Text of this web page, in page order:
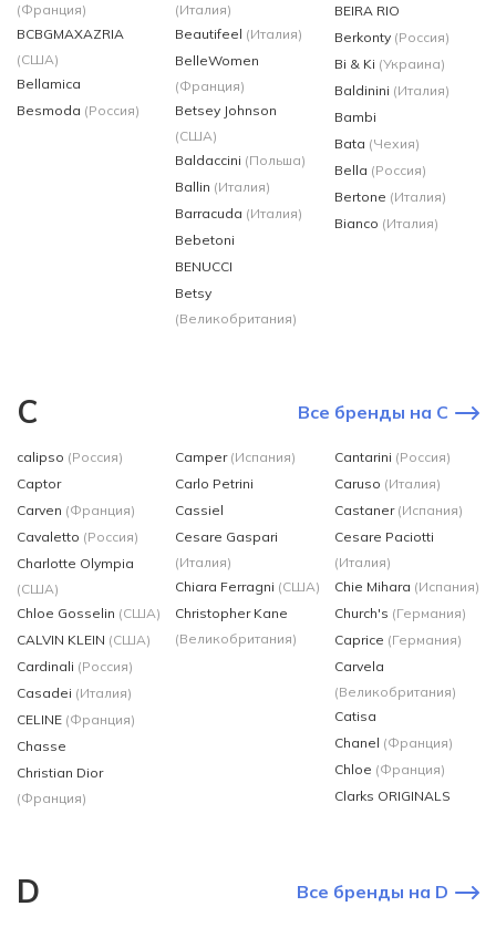
(Франция)
BCBGMAXAZRIA
(США)
Bellamica
Besmoda (Россия)
(Италия)
Beautifeel (Италия)
BelleWomen
(Франция)
Betsey Johnson
(США)
Baldaccini (Польша)
Ballin (Италия)
Barracuda (Италия)
Bebetoni
BENUCCI
Betsy
(Великобритания)
BEIRA RIO
Berkonty (Россия)
Bi & Ki (Украина)
Baldinini (Италия)
Bambi
Bata (Чехия)
Bella (Россия)
Bertone (Италия)
Bianco (Италия)
C Все бренды на C
calipso (Россия)
Captor
Carven (Франция)
Cavaletto (Россия)
Charlotte Olympia
(США)
Chloe Gosselin (США)
CALVIN KLEIN (США)
Cardinali (Россия)
Casadei (Италия)
CELINE (Франция)
Chasse
Christian Dior
(Франция)
Camper (Испания)
Carlo Petrini
Cassiel
Cesare Gaspari
(Италия)
Chiara Ferragni (США)
Christopher Kane
(Великобритания)
Cantarini (Россия)
Caruso (Италия)
Castaner (Испания)
Cesare Paciotti
(Италия)
Chie Mihara (Испания)
Church's (Германия)
Caprice (Германия)
Carvela
(Великобритания)
Catisa
Chanel (Франция)
Chloe (Франция)
Clarks ORIGINALS
D Все бренды на D